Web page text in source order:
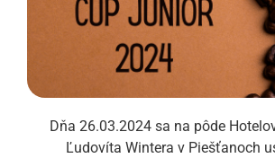
Dňa 26.03.2024 sa na pôde
Ľudovíta Wintera v Piešťanoch